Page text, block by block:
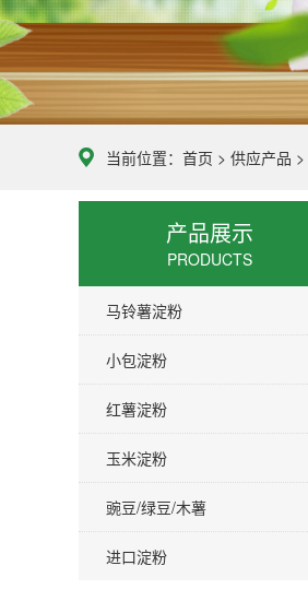
当前位置： 首页 > 供应产品 >
产品展示
PRODUCTS
马铃薯淀粉
小包淀粉
红薯淀粉
玉米淀粉
豌豆/绿豆/木薯
进口淀粉